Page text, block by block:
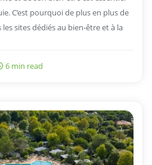
C’est pourquoi de plus en plus de
sites dédiés au bien-être et à la
6 min read